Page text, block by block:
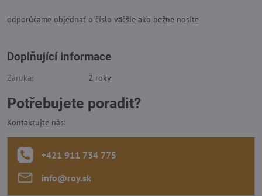
odporúčame objednať o číslo väčšie ako bežne nosíte
Doplňující informace
Záruka: 2 roky
Potřebujete poradit?
Kontaktujte nás:
+421 911 734 775
info​@roy​.sk